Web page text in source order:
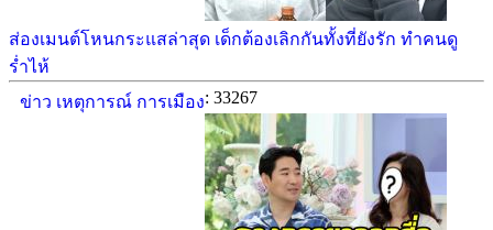
ส่องเมนต์โหนกระแสล่าสุด เด็กต้องเลิกกันทั้งที่ยังรัก ทำคนดู
ร่ำไห้
ข่าว เหตุการณ์ การเมือง: 33267